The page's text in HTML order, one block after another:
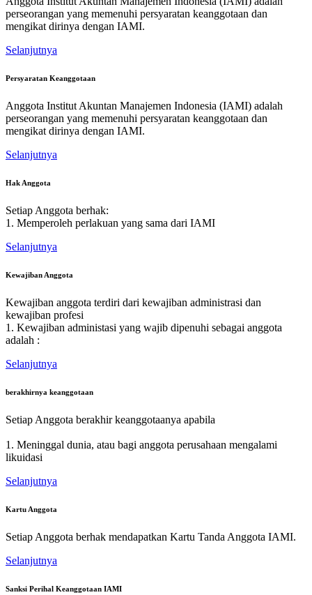
perseorangan yang memenuhi persyaratan keanggotaan dan
mengikat dirinya dengan IAMI.
Selanjutnya
Persyaratan Keanggotaan
Anggota Institut Akuntan Manajemen Indonesia (IAMI) adalah
perseorangan yang memenuhi persyaratan keanggotaan dan
mengikat dirinya dengan IAMI.
Selanjutnya
Hak Anggota
Setiap Anggota berhak:
1. Memperoleh perlakuan yang sama dari IAMI
Selanjutnya
Kewajiban Anggota
Kewajiban anggota terdiri dari kewajiban administrasi dan
kewajiban profesi
1. Kewajiban administasi yang wajib dipenuhi sebagai anggota
adalah :
Selanjutnya
berakhirnya keanggotaan
Setiap Anggota berakhir keanggotaanya apabila
1. Meninggal dunia, atau bagi anggota perusahaan mengalami
likuidasi
Selanjutnya
Kartu Anggota
Setiap Anggota berhak mendapatkan Kartu Tanda Anggota IAMI.
Selanjutnya
Sanksi Perihal Keanggotaan IAMI